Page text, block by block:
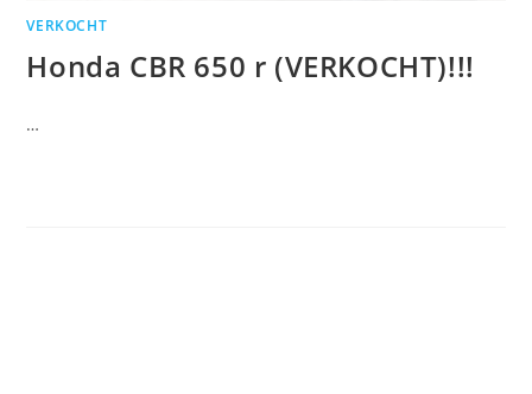
VERKOCHT
Honda CBR 650 r (VERKOCHT)!!!
…